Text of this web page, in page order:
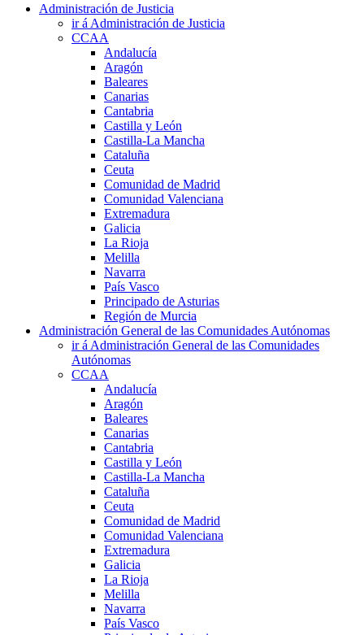
Administración de Justicia
ir á Administración de Justicia
CCAA
Andalucía
Aragón
Baleares
Canarias
Cantabria
Castilla y León
Castilla-La Mancha
Cataluña
Ceuta
Comunidad de Madrid
Comunidad Valenciana
Extremadura
Galicia
La Rioja
Melilla
Navarra
País Vasco
Principado de Asturias
Región de Murcia
Administración General de las Comunidades Autónomas
ir á Administración General de las Comunidades
Autónomas
CCAA
Andalucía
Aragón
Baleares
Canarias
Cantabria
Castilla y León
Castilla-La Mancha
Cataluña
Ceuta
Comunidad de Madrid
Comunidad Valenciana
Extremadura
Galicia
La Rioja
Melilla
Navarra
País Vasco